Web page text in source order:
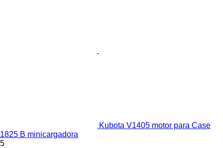
Kubota V1405 motor para Case
1825 B minicargadora
5